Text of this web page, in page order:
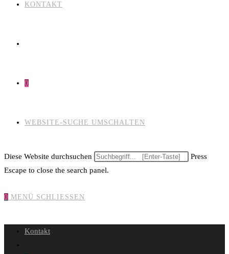
KONTAKT
0
WEBSITE-SUCHE UMSCHALTEN
Diese Website durchsuchen
Press
Escape to close the search panel.
0 MENÜ SCHLIESSEN
Kontakt